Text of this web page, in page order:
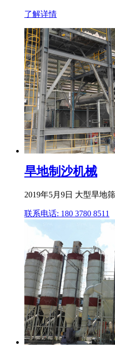
了解详情
旱地制沙机械
2019年5月9日 大型旱地
联系电话: 180 3780 8511